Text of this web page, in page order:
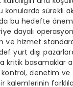
konularda sürekli
bu hedefte
dayalı
ve hizmet
yurt dışı
kritik basamaklar
kontrol, denetim
kalemlerinin